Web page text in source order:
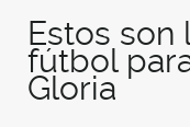
Estos
fútbol
Gloria